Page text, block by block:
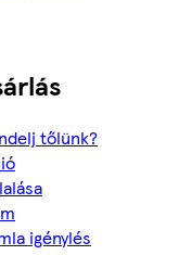
tőlünk?
igénylés